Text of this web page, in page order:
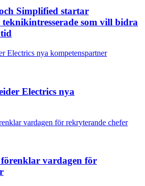
Simplified startar
som vill bidra
Electrics nya
vardagen för